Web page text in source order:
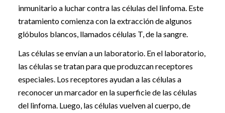
inmunitario a luchar contra las células del linfoma. Este
tratamiento comienza con la extracción de algunos
glóbulos blancos, llamados células T, de la sangre.
Las células se envían a un laboratorio. En el laboratorio,
las células se tratan para que produzcan receptores
especiales. Los receptores ayudan a las células a
reconocer un marcador en la superficie de las células
del linfoma. Luego, las células vuelven al cuerpo, de